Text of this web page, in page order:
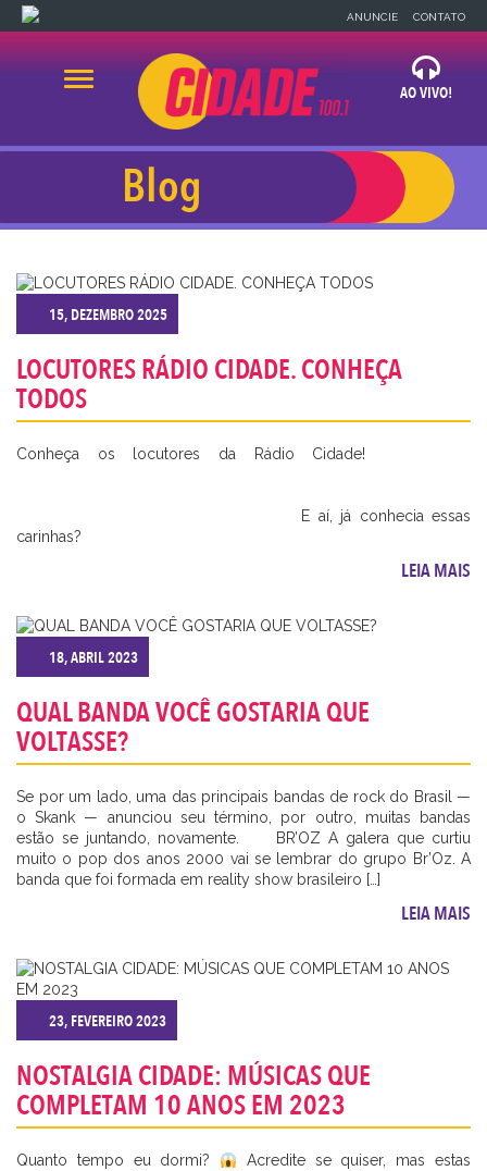
ANUNCIE CONTATO
Alternar navegação
AO VIVO!
×
OUVIR AGORA
NEWS
A CIDADE
CADASTRE-SE
Blog
15, DEZEMBRO 2025
LOCUTORES RÁDIO CIDADE. CONHEÇA
TODOS
Conheça os locutores da Rádio Cidade! ⠀⠀⠀⠀⠀⠀⠀⠀
⠀⠀⠀⠀⠀⠀⠀⠀ ⠀⠀⠀⠀⠀⠀⠀⠀ ⠀⠀⠀⠀⠀⠀⠀⠀ E aí, já conhecia essas
carinhas?
LEIA MAIS
18, ABRIL 2023
QUAL BANDA VOCÊ GOSTARIA QUE
VOLTASSE?
Se por um lado, uma das principais bandas de rock do Brasil —
o Skank — anunciou seu término, por outro, muitas bandas
estão se juntando, novamente. BR’OZ A galera que curtiu
muito o pop dos anos 2000 vai se lembrar do grupo Br’Oz. A
banda que foi formada em reality show brasileiro […]
LEIA MAIS
23, FEVEREIRO 2023
NOSTALGIA CIDADE: MÚSICAS QUE
COMPLETAM 10 ANOS EM 2023
Quanto tempo eu dormi?
Acredite se quiser, mas estas